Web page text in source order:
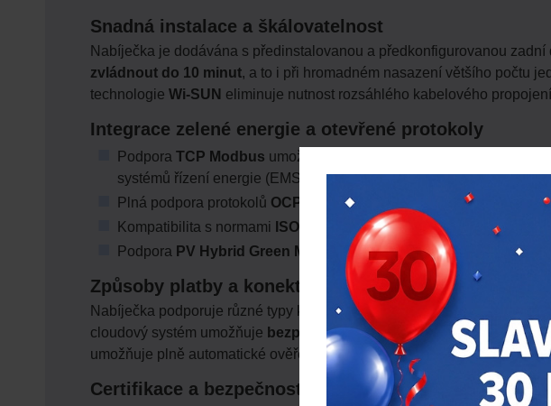
Snadná instalace a škálovatelnost
Nabíječka je dodávána s předinstalovanou a předkonfigurovanou
zvládnout do 10 minut, a to i při hromadném nasazení většího počtu
technologie Wi-SUN eliminuje nutnost rozsáhlého kabelového
Integrace zelené energie a otevřené protokoly
Podpora TCP Modbus umožňuje bezproblémovou integraci s
systémů řízení energie (EMS).
Plná podpora protokolů OCPP 1.6 a OCPP 2.0.1
včetně funkce
Kompatibilita s normami ISO 15118-2 a ISO 15118-20
zajišťuje
Podpora PV Hybrid Green Mode – nabíječka dokáže
Způsoby platby a konektory
Nabíječka podporuje různé typy konektorů – Type 2 (T2), T2S a T2 kabel
cloudový systém umožňuje bezproblémové platby a správu relací
umožňuje plně automatické ověření a zahájení nabíjení bez jakékoli
Certifikace a bezpečnostní standardy